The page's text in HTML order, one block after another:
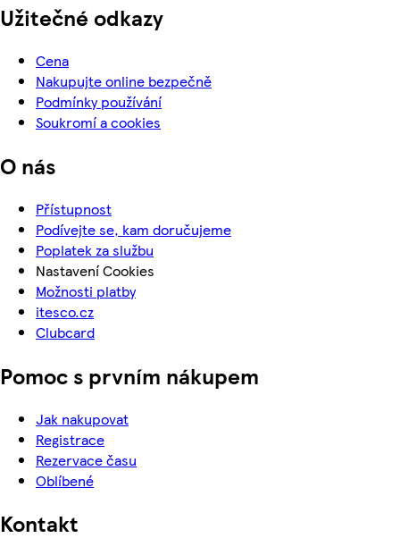
Užitečné odkazy
Cena
Nakupujte online bezpečně
Podmínky používání
Soukromí a cookies
O nás
Přístupnost
Podívejte se, kam doručujeme
Poplatek za službu
Nastavení Cookies
Možnosti platby
itesco.cz
Clubcard
Pomoc s prvním nákupem
Jak nakupovat
Registrace
Rezervace času
Oblíbené
Kontakt